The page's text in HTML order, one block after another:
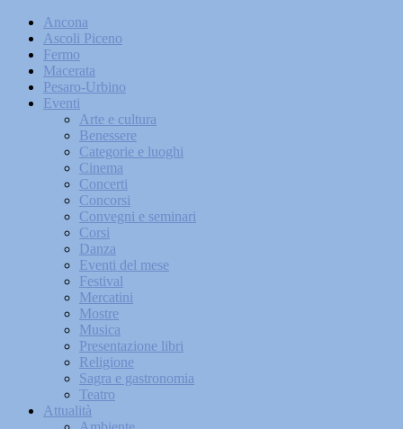
Ancona
Ascoli Piceno
Fermo
Macerata
Pesaro-Urbino
Eventi
Arte e cultura
Benessere
Categorie e luoghi
Cinema
Concerti
Concorsi
Convegni e seminari
Corsi
Danza
Eventi del mese
Festival
Mercatini
Mostre
Musica
Presentazione libri
Religione
Sagra e gastronomia
Teatro
Attualità